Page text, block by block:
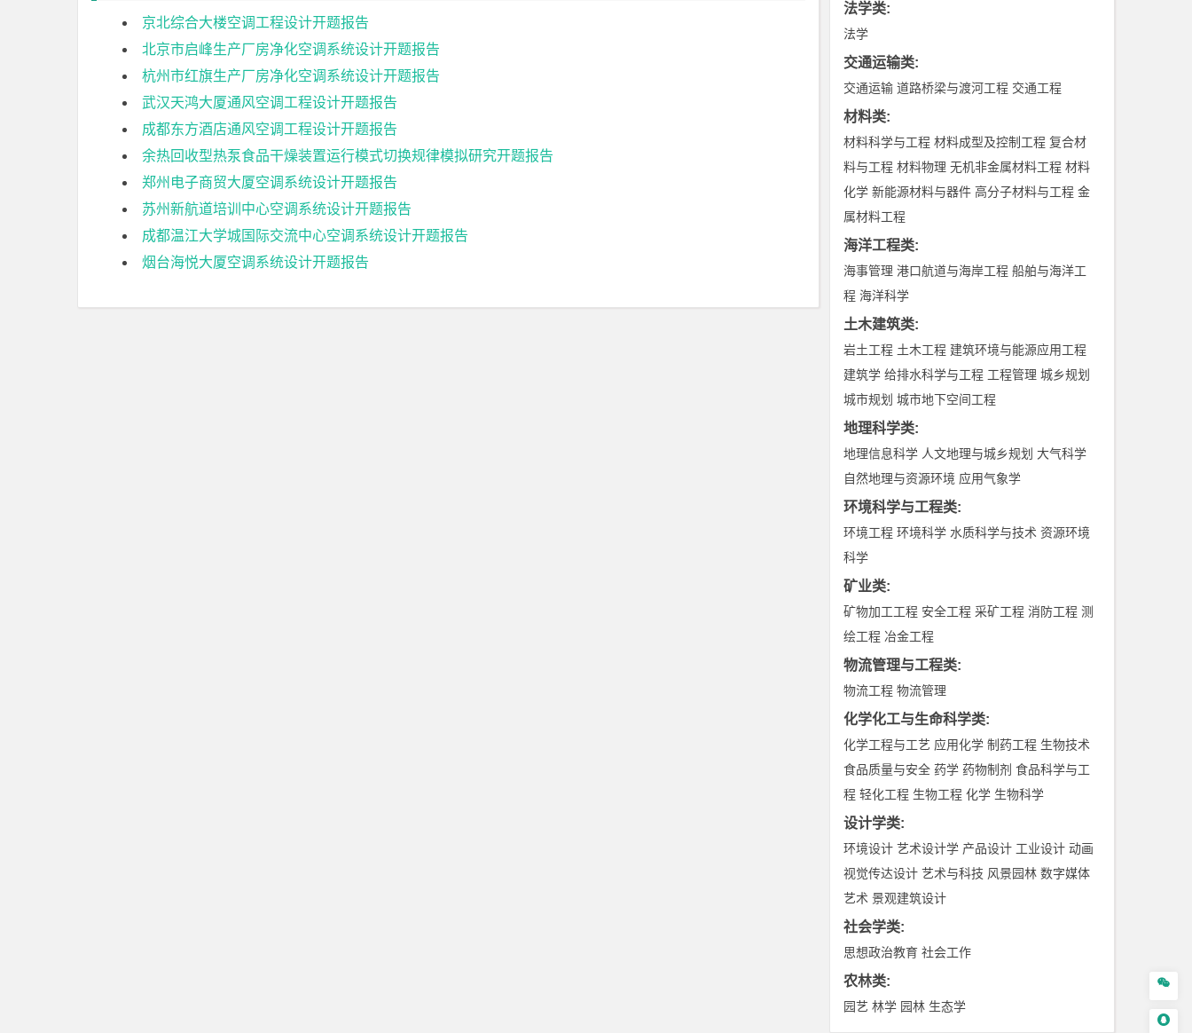
京北综合大楼空调工程设计开题报告
北京市启峰生产厂房净化空调系统设计开题报告
杭州市红旗生产厂房净化空调系统设计开题报告
武汉天鸿大厦通风空调工程设计开题报告
成都东方酒店通风空调工程设计开题报告
余热回收型热泵食品干燥装置运行模式切换规律模拟研究开题报告
郑州电子商贸大厦空调系统设计开题报告
苏州新航道培训中心空调系统设计开题报告
成都温江大学城国际交流中心空调系统设计开题报告
烟台海悦大厦空调系统设计开题报告
法学类:
法学
交通运输类:
交通运输 道路桥梁与渡河工程 交通工程
材料类:
材料科学与工程 材料成型及控制工程 复合材
料与工程 材料物理 无机非金属材料工程 材料
化学 新能源材料与器件 高分子材料与工程 金
属材料工程
海洋工程类:
海事管理 港口航道与海岸工程 船舶与海洋工
程 海洋科学
土木建筑类:
岩土工程 土木工程 建筑环境与能源应用工程
建筑学 给排水科学与工程 工程管理 城乡规划
城市规划 城市地下空间工程
地理科学类:
地理信息科学 人文地理与城乡规划 大气科学
自然地理与资源环境 应用气象学
环境科学与工程类:
环境工程 环境科学 水质科学与技术 资源环境
科学
矿业类:
矿物加工工程 安全工程 采矿工程 消防工程 测
绘工程 冶金工程
物流管理与工程类:
物流工程 物流管理
化学化工与生命科学类:
化学工程与工艺 应用化学 制药工程 生物技术
食品质量与安全 药学 药物制剂 食品科学与工
程 轻化工程 生物工程 化学 生物科学
设计学类:
环境设计 艺术设计学 产品设计 工业设计 动画
视觉传达设计 艺术与科技 风景园林 数字媒体
艺术 景观建筑设计
社会学类:
思想政治教育 社会工作
农林类:
园艺 林学 园林 生态学

